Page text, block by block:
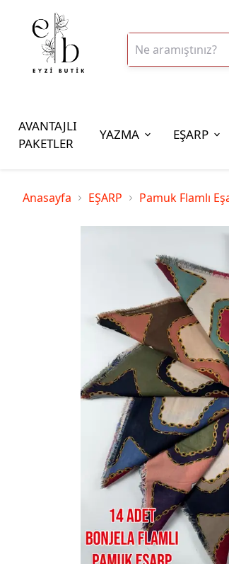
AVANTAJLI
PAKETLER
YAZMA EŞARP
İplik Çeşitleri
100gr Altınbaşak Polyester İp
350gr Altınbaşak Polyester İp
Anasayfa EŞARP Pamuk Flamlı